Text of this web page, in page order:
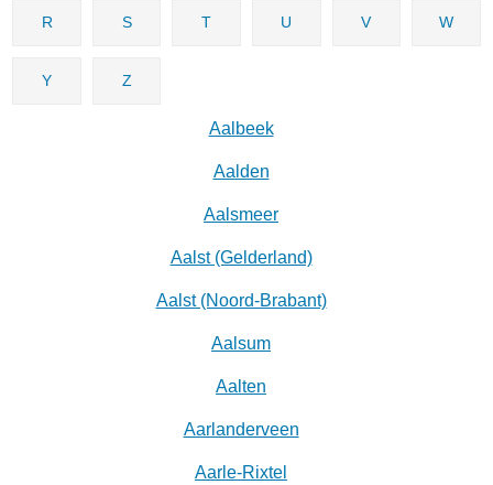
R S T U V W
Y Z
Aalbeek
Aalden
Aalsmeer
Aalst (Gelderland)
Aalst (Noord-Brabant)
Aalsum
Aalten
Aarlanderveen
Aarle-Rixtel